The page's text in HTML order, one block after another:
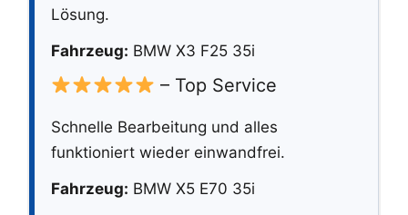
Lösung.
Fahrzeug: BMW X3 F25 35i
– Top Service
Schnelle Bearbeitung und alles
funktioniert wieder einwandfrei.
Fahrzeug: BMW X5 E70 35i